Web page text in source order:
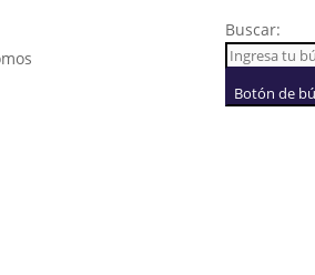
Buscar:
Botón de